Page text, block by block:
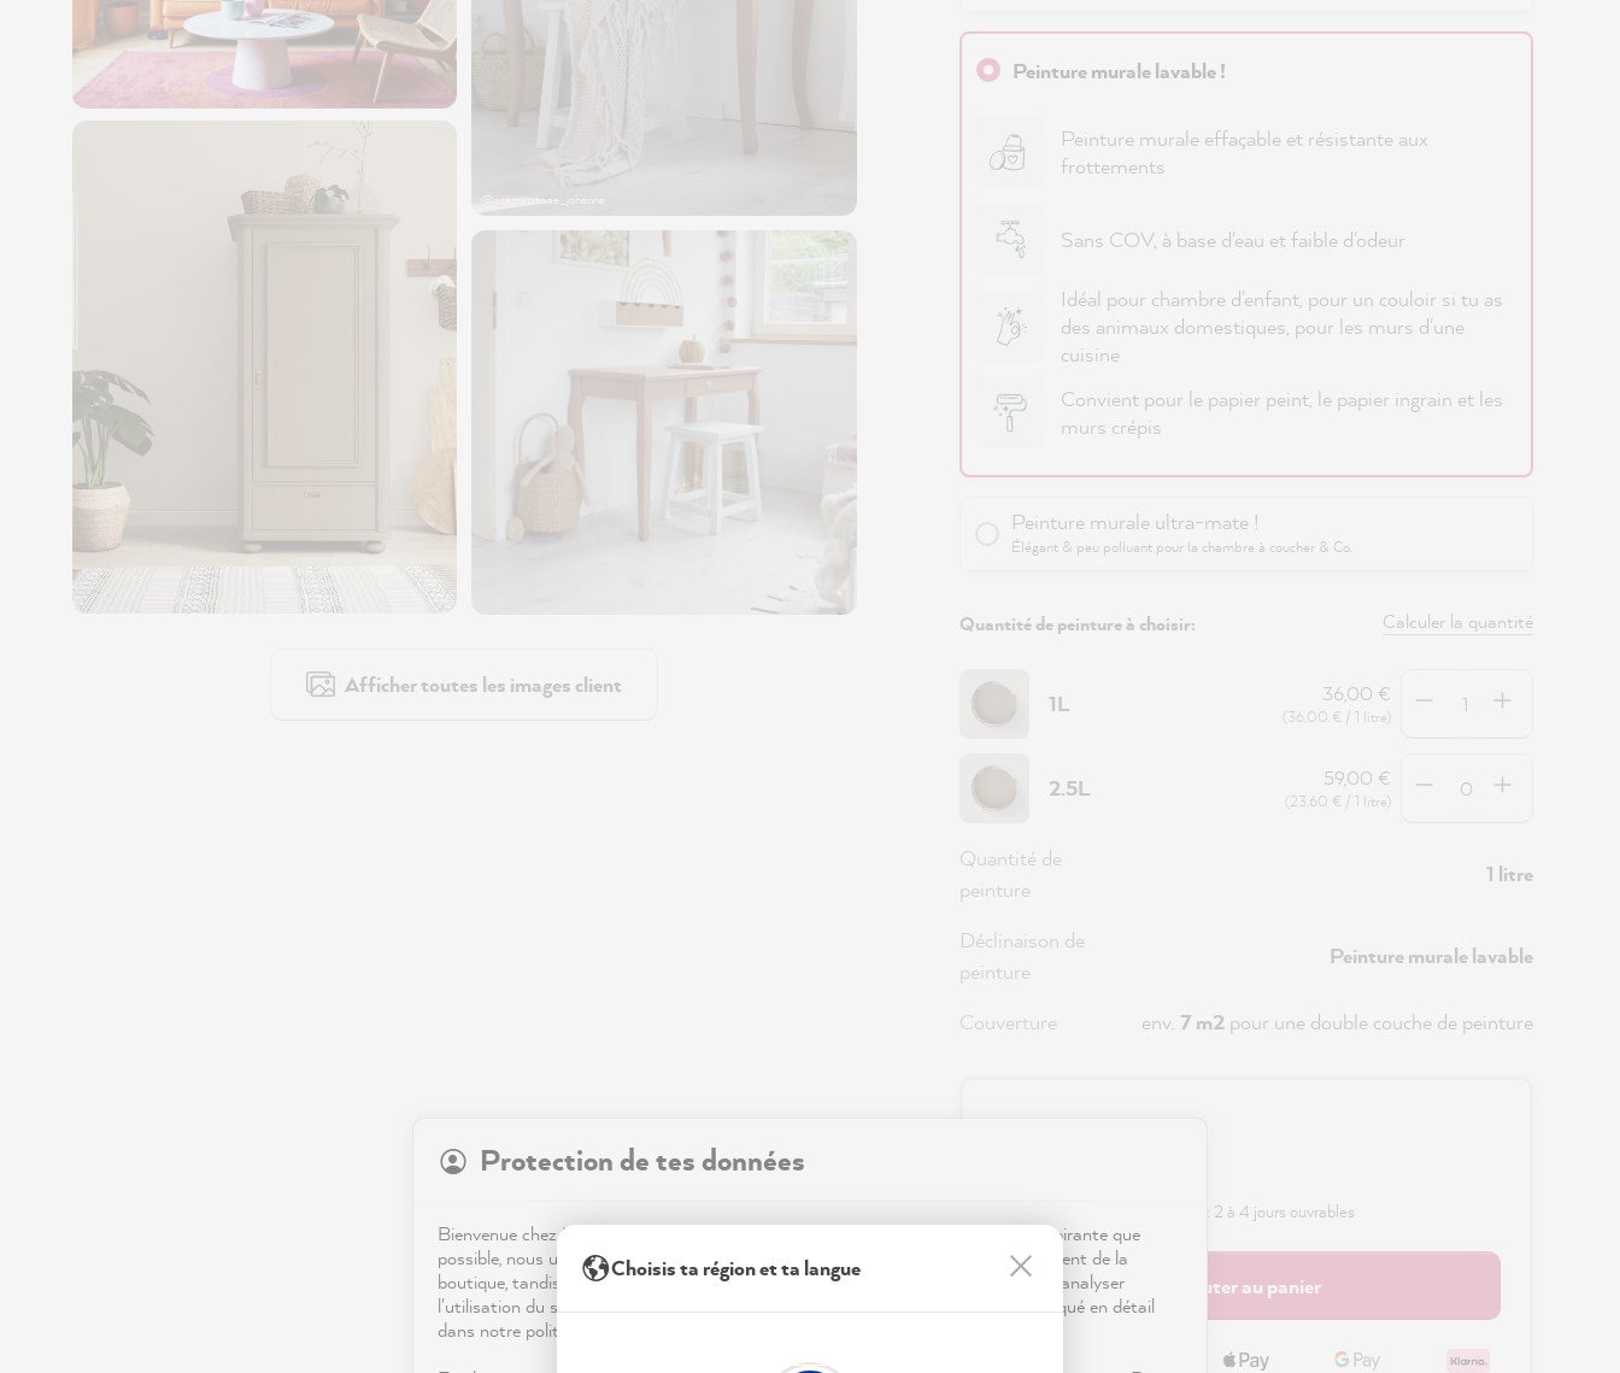
@sternstrasse_johanna
Afficher toutes les images client
Peinture murale lavable !
Peinture murale effaçable et résistante aux
frottements
Sans COV, à base d'eau et faible d'odeur
Idéal pour chambre d'enfant, pour un couloir si tu as
des animaux domestiques, pour les murs d'une
cuisine
Convient pour le papier peint, le papier ingrain et les
murs crépis
Peinture murale ultra-mate !
Élégant & peu polluant pour la chambre à coucher & Co.
Quantité de peinture à choisir: Calculer la quantité
1L 36,00 €
(36,00 € / 1 litre)
2.5L 59,00 €
(23,60 € / 1 litre)
Quantité de
peinture
1 litre
Déclinaison de
peinture
Peinture murale lavable
Couverture env. 7 m2pour une double couche de peinture
Disponible, délai de livraison : 2 à 4 jours ouvrables
Ajouter au panier
Protection de tes données
Bienvenue chez MissPompadour ! Pour que ta visite sur notre site soit aussi inspirante que
possible, nous utilisons des cookies.. Certains sont essentiels au bon fonctionnement de la
boutique, tandis que d'autres nous aident à mieux comprendre tes envies déco, à analyser
l'utilisation du site et à te proposer des inspirations personnalisées. Tout est expliqué en détail
dans notre politique de confidentialité.
Choisis ta région et ta langue